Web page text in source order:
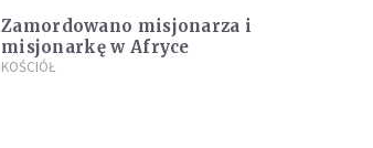
Zamordowano misjonarza i
misjonarkę w Afryce
KOŚCIÓŁ